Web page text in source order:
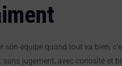
son équipe quand tout va bien,
sans jugement, avec curiosité et